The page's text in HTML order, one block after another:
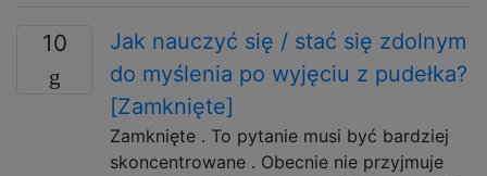
10
Jak nauczyć się / stać się zdolnym
do myślenia po wyjęciu z pudełka?
[Zamknięte]
Zamknięte . To pytanie musi być bardziej
skoncentrowane . Obecnie nie przyjmuje